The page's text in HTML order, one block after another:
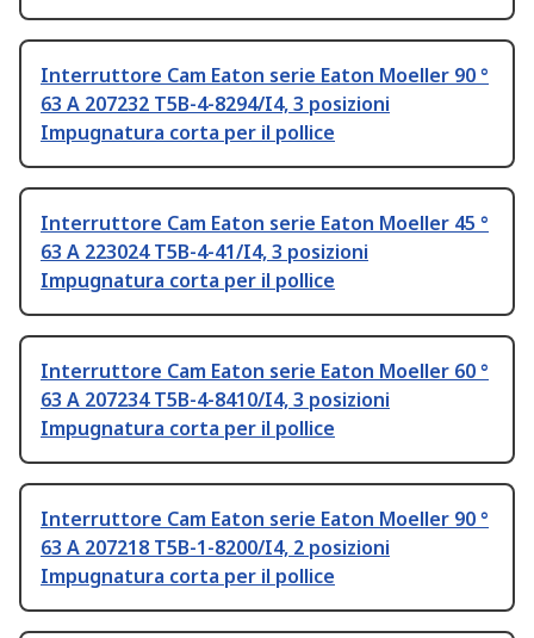
Interruttore Cam Eaton serie Eaton Moeller 90 °
63 A 207232 T5B-4-8294/I4, 3 posizioni
Impugnatura corta per il pollice
Interruttore Cam Eaton serie Eaton Moeller 45 °
63 A 223024 T5B-4-41/I4, 3 posizioni
Impugnatura corta per il pollice
Interruttore Cam Eaton serie Eaton Moeller 60 °
63 A 207234 T5B-4-8410/I4, 3 posizioni
Impugnatura corta per il pollice
Interruttore Cam Eaton serie Eaton Moeller 90 °
63 A 207218 T5B-1-8200/I4, 2 posizioni
Impugnatura corta per il pollice